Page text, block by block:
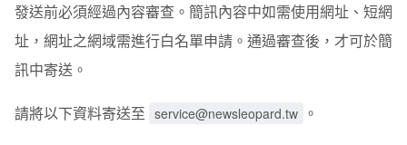
發送前必須經過內容審查。簡訊內容中如需使用網址、短網
址，網址之網域需進行白名單申請。通過審查後，才可於簡
訊中寄送。
請將以下資料寄送至 service@newsleopard.tw 。